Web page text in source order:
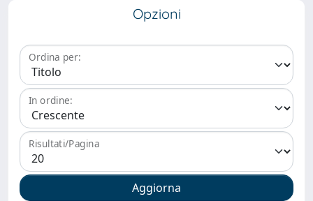
Opzioni
Ordina per:
In ordine:
Risultati/Pagina